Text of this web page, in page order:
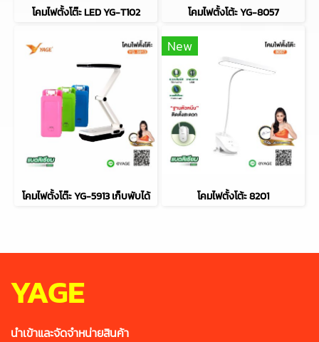
โคมไฟตั้งโต๊ะ LED YG-T102 โคมไฟตั้งโต้ะ YG-8057
โคมไฟตั้งโต๊ะ YG-5913 เก็บพับได้
New
โคมไฟตั้งโต้ะ 8201
YAGE
นำเข้าและจัดจำหน่ายสินค้า